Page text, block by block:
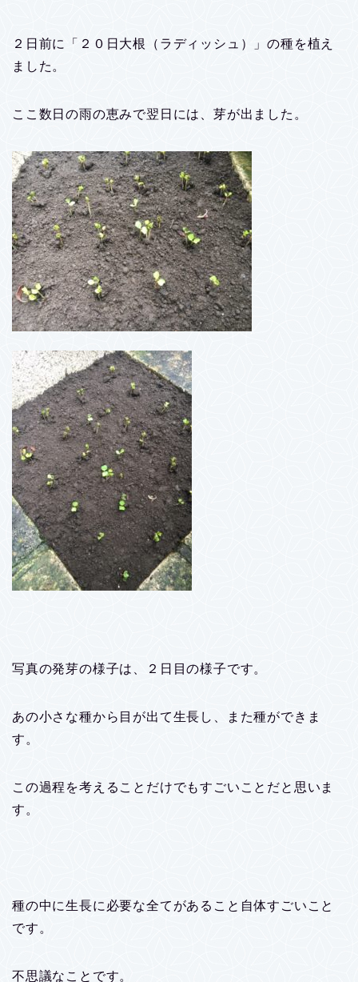
２日前に「２０日大根（ラディッシュ）」の種を植え
ました。
ここ数日の雨の恵みで翌日には、芽が出ました。
写真の発芽の様子は、２日目の様子です。
あの小さな種から目が出て生長し、また種ができま
す。
この過程を考えることだけでもすごいことだと思いま
す。
種の中に生長に必要な全てがあること自体すごいこと
です。
不思議なことです。